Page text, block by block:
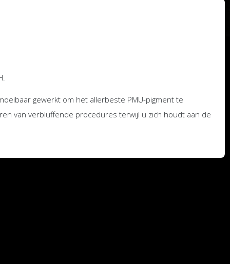
gewerkt om het allerbeste PMU-pigment te
van verbluffende procedures terwijl u zich houdt aan de